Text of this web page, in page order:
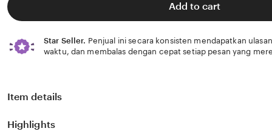
Add to cart
Star Seller. Penjual ini secara konsisten mendapatkan
waktu, dan membalas dengan cepat setiap pesan yang
Item details
Highlights